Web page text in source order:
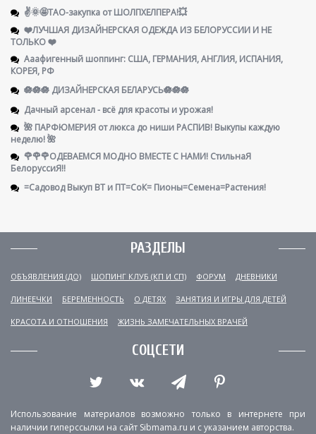
✌️🌞🤩ТАО-закупка от ШОЛПХЕЛПЕРА!💥
❤️ЛУЧШАЯ ДИЗАЙНЕРСКАЯ ОДЕЖДА ИЗ БЕЛОРУССИИ И НЕ
ТОЛЬКО ❤️
Ааафигенный шоппинг: США, ГЕРМАНИЯ, АНГЛИЯ, ИСПАНИЯ,
КОРЕЯ, РФ
🪷🪷🪷 ДИЗАЙНЕРСКАЯ БЕЛАРУСЬ🪷🪷🪷
Дачный арсенал - всё для красоты и урожая!
🌺 ПАРФЮМЕРИЯ от люкса до ниши РАСПИВ! Выкупы каждую
неделю! 🌺
🌹🌹🌹ОДЕВАЕМСЯ МОДНО ВМЕСТЕ С НАМИ! СтильнаЯ
БелоруссиЯ‼
=Садовод Выкуп ВТ и ПТ=СоК= Пионы=Семена=Растения!
РАЗДЕЛЫ
ОБЪЯВЛЕНИЯ (ДО) ШОПИНГ КЛУБ (КП И СП) ФОРУМ ДНЕВНИКИ
ЛИНЕЕЧКИ БЕРЕМЕННОСТЬ О ДЕТЯХ ЗАНЯТИЯ И ИГРЫ ДЛЯ ДЕТЕЙ
КРАСОТА И ОТНОШЕНИЯ ЖИЗНЬ ЗАМЕЧАТЕЛЬНЫХ ВРАЧЕЙ
СОЦСЕТИ
Использование материалов возможно только в интернете при
наличии гиперссылки на сайт Sibmama.ru и с указанием авторства.